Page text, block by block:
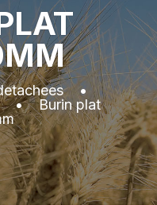
•
•Burin plat